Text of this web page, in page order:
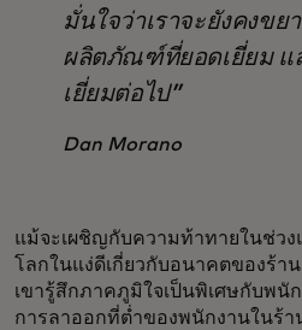
มั่นใจว่าเราจะยังคงขย
ผลิตภัณฑ์ที่ยอดเยี่ยม แ
เยี่ยมต่อไป”
Dan Morano
แม้จะเผชิญกับความท้าทายในช่วง
โลกในแง่ดีเกี่ยวกับอนาคตของร้า
เขารู้สึกภาคภูมิใจเป็นพิเศษกับพนั
การลาออกที่ต่ำของพนักงานในร้า